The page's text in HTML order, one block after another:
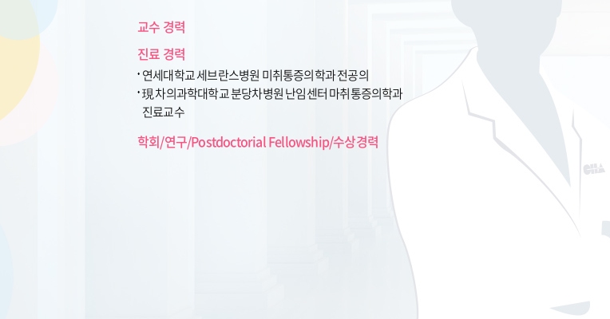
교수 경력
진료 경력
연세대학교 세브란스병원 미취통증의학과 전공의
現 차의과학대학교 분당차병원 난임센터 마취통증의학과
진료교수
학회/연구/Postdoctorial Fellowship/수상경력